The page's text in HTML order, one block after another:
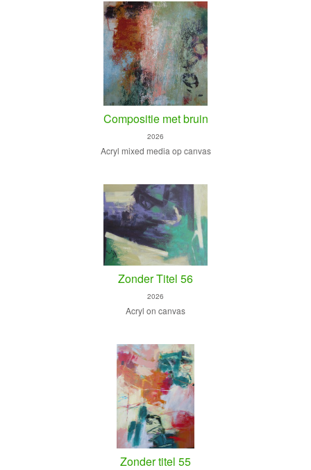
Compositie met bruin
2026
Acryl mixed media op canvas
Zonder Titel 56
2026
Acryl on canvas
Zonder titel 55